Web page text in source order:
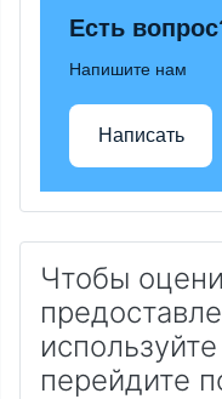
Есть
Напишите нам
Написать
Чтобы
перейдите